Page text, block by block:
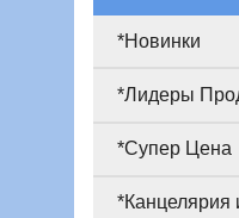
*Новинки
*Лидеры
*Супер Цена
*Канцелярия